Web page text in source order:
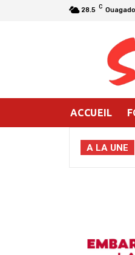
28.5 C
ACCUEIL
A LA UNE